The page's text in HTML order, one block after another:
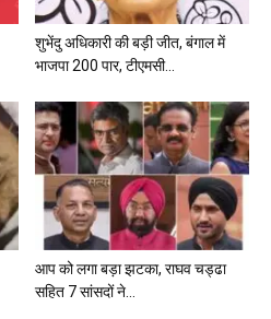
शुभेंदु अधिकारी की बड़ी जीत, बंगाल में
भाजपा 200 पार, टीएमसी...
आप को लगा बड़ा झटका, राघव चड्ढा
सहित 7 सांसदों ने...